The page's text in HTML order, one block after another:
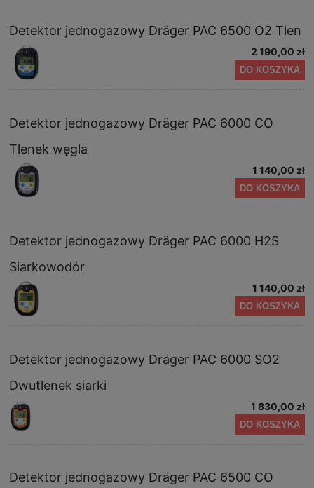
Detektor jednogazowy Dräger PAC 6500 O2 Tlen
2 190,00 zł
DO KOSZYKA
Detektor jednogazowy Dräger PAC 6000 CO
Tlenek węgla
1 140,00 zł
DO KOSZYKA
Detektor jednogazowy Dräger PAC 6000 H2S
Siarkowodór
1 140,00 zł
DO KOSZYKA
Detektor jednogazowy Dräger PAC 6000 SO2
Dwutlenek siarki
1 830,00 zł
DO KOSZYKA
Detektor jednogazowy Dräger PAC 6500 CO